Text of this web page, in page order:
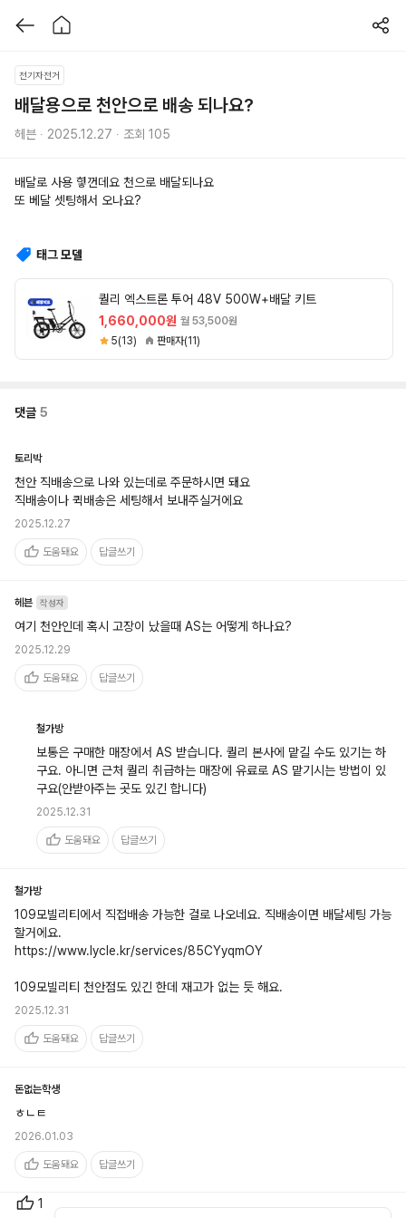
전기자전거
배달용으로 천안으로 배송 되나요?
헤븐 ∙ 2025.12.27 ∙ 조회 105
배달로 사용 힣껀데요 천으로 배달되나요
또 베달 셋팅해서 오나요?
태그 모델
퀄리 엑스트론 투어 48V 500W+배달 키트
1,660,000원 월 53,500원
5(13)
판매자(11)
댓글 5
토리박
천안 직배송으로 나와 있는데로 주문하시면 돼요
직배송이나 퀵배송은 세팅해서 보내주실거에요
2025.12.27
도움돼요 답글쓰기
헤븐 작성자
여기 천안인데 혹시 고장이 났을때 AS는 어떻게 하나요?
2025.12.29
도움돼요 답글쓰기
철가방
보통은 구매한 매장에서 AS 받습니다. 퀄리 본사에 맡길 수도 있기는 하
구요. 아니면 근처 퀄리 취급하는 매장에 유료로 AS 맡기시는 방법이 있
구요(안받아주는 곳도 있긴 합니다)
2025.12.31
도움돼요 답글쓰기
철가방
109모빌리티에서 직접배송 가능한 걸로 나오네요. 직배송이면 배달세팅 가능
할거에요.
https://www.lycle.kr/services/85CYyqmOY
109모빌리티 천안점도 있긴 한데 재고가 없는 듯 해요.
2025.12.31
도움돼요 답글쓰기
돈없는학생
ㅎㄴㅌ
2026.01.03
도움돼요 답글쓰기
1